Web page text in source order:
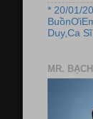
* 20/01/
Duy,Ca
MR. BẠCH